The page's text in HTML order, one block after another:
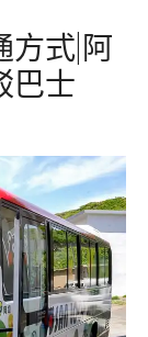
方式|阿
巴士